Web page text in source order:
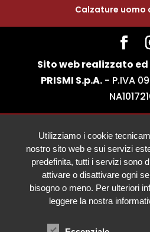
Calzature uomo
Sito web realizzato
PRISMI S.p.A.- P.IVA
Utilizziamo i cookie
nostro sito web e sui servizi
predefinita, tutti i servizi sono
attivare o disattivare ogni
bisogno o meno. Per ulteriori
leggere la nostra